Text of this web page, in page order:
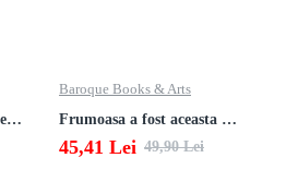
O zi din viata lui Ivan Denisovici
Baroque Books & Arts
Frumoasa a fost aceasta viata. totusi.
45,41 Lei 49,90 Lei